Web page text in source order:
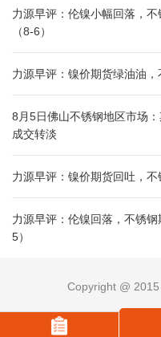
力源早评：伦镍小幅回落，
（8-6）
力源早评：镍价期货绿油油
8月5日佛山不锈钢地区市场
成交转淡
力源早评：镍价期货回吐，
力源早评：伦镍回落，不锈
5）
Copyright @